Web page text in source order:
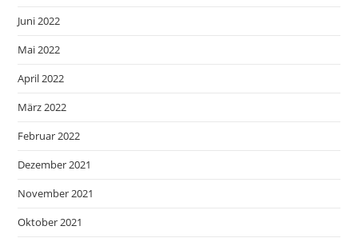
Juni 2022
Mai 2022
April 2022
März 2022
Februar 2022
Dezember 2021
November 2021
Oktober 2021